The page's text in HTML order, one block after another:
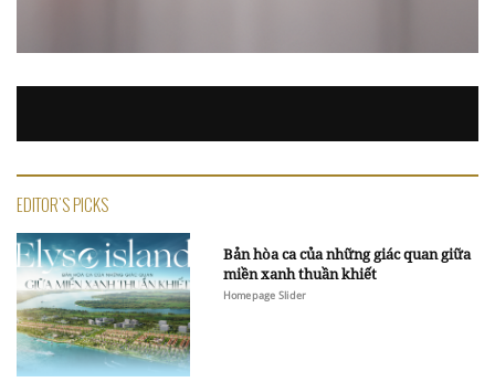
EDITOR'S PICKS
Bản hòa ca của những giác quan giữa
miền xanh thuần khiết
Homepage Slider